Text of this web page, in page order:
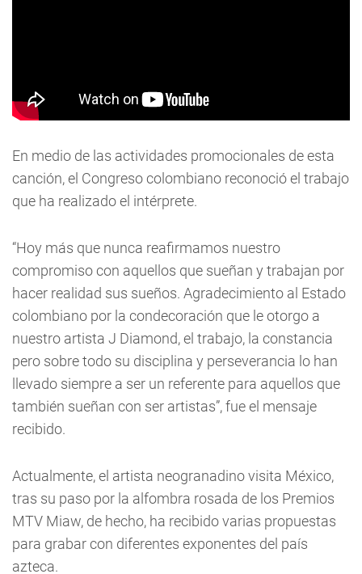
En medio de las actividades promocionales de esta
canción, el Congreso colombiano reconoció el trabajo
que ha realizado el intérprete.
“Hoy más que nunca reafirmamos nuestro
compromiso con aquellos que sueñan y trabajan por
hacer realidad sus sueños. Agradecimiento al Estado
colombiano por la condecoración que le otorgo a
nuestro artista J Diamond, el trabajo, la constancia
pero sobre todo su disciplina y perseverancia lo han
llevado siempre a ser un referente para aquellos que
también sueñan con ser artistas”, fue el mensaje
recibido.
Actualmente, el artista neogranadino visita México,
tras su paso por la alfombra rosada de los Premios
MTV Miaw, de hecho, ha recibido varias propuestas
para grabar con diferentes exponentes del país
azteca.